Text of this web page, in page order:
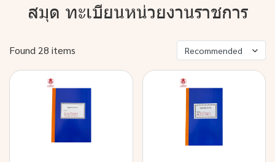
สมุด ทะเบียนหน่วยงานราชการ
Found 28 items Recommended